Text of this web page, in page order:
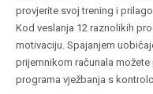
provjerite svoj trening i
Kod veslanja 12 raznolikih
motivaciju. Spajanjem
prijemnikom računala
programa vježbanja s